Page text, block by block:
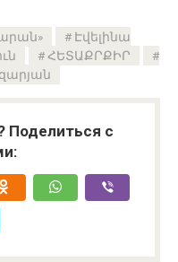
Էվելինա
ՀԵՏԱՔՐՔԻՐ
Поделиться с